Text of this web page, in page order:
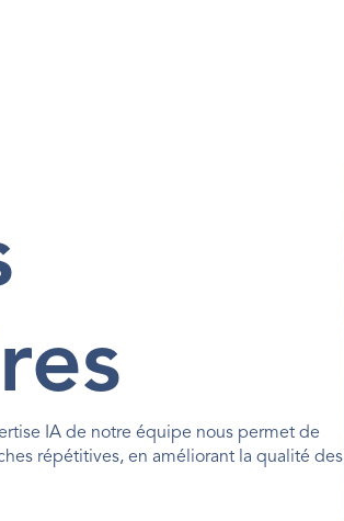
IA de notre équipe nous permet de
répétitives, en améliorant la qualité des